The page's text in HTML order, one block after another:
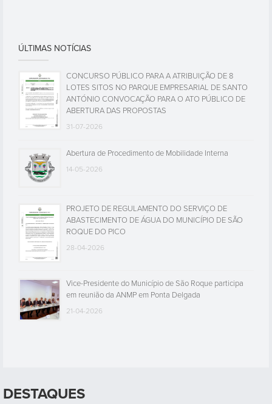
ÚLTIMAS NOTÍCIAS
CONCURSO PÚBLICO PARA A ATRIBUIÇÃO DE 8
LOTES SITOS NO PARQUE EMPRESARIAL DE SANTO
ANTÓNIO CONVOCAÇÃO PARA O ATO PÚBLICO DE
ABERTURA DAS PROPOSTAS
31-07-2026
Abertura de Procedimento de Mobilidade Interna
14-05-2026
PROJETO DE REGULAMENTO DO SERVIÇO DE
ABASTECIMENTO DE ÁGUA DO MUNICÍPIO DE SÃO
ROQUE DO PICO
28-04-2026
Vice-Presidente do Município de São Roque participa
em reunião da ANMP em Ponta Delgada
21-04-2026
DESTAQUES